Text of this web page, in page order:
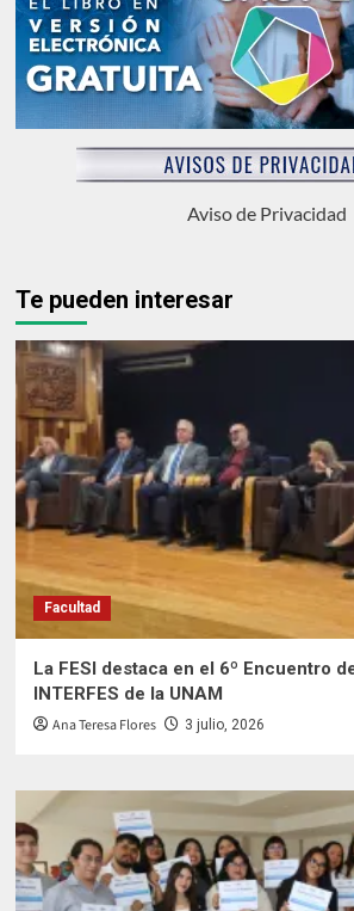
Aviso de Privacidad
Te pueden interesar
Facultad
La FESI destaca en el 6º Encuentro
INTERFES de la UNAM
Ana Teresa Flores 3 julio, 2026